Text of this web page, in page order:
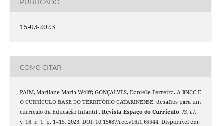
PUBLICADO
15-03-2023
COMO CITAR
PAIM, Marilane Maria Wolff; GONÇALVES, Danielle Ferreira. A BNCC E
O CURRÍCULO BASE DO TERRITÓRIO CATARINENSE: desafios para um
currículo da Educação Infantil . Revista Espaço do Currículo, [S. l.],
v. 16, n. 1, p. 1–15, 2023. DOI: 10.15687/rec.v16i1.65544. Disponível em: